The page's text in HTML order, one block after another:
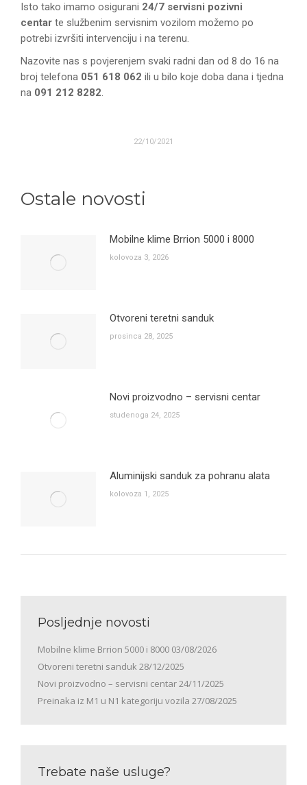
Isto tako imamo osigurani 24/7 servisni pozivni
centar te službenim servisnim vozilom možemo po
potrebi izvršiti intervenciju i na terenu.
Nazovite nas s povjerenjem svaki radni dan od 8 do 16 na
broj telefona 051 618 062 ili u bilo koje doba dana i tjedna
na 091 212 8282.
22/10/2021
Ostale novosti
Mobilne klime Brrion 5000 i 8000
kolovoza 3, 2026
Otvoreni teretni sanduk
prosinca 28, 2025
Novi proizvodno – servisni centar
studenoga 24, 2025
Aluminijski sanduk za pohranu alata
kolovoza 1, 2025
Posljednje novosti
Mobilne klime Brrion 5000 i 8000 03/08/2026
Otvoreni teretni sanduk 28/12/2025
Novi proizvodno – servisni centar24/11/2025
Preinaka iz M1 u N1 kategoriju vozila 27/08/2025
Trebate naše usluge?